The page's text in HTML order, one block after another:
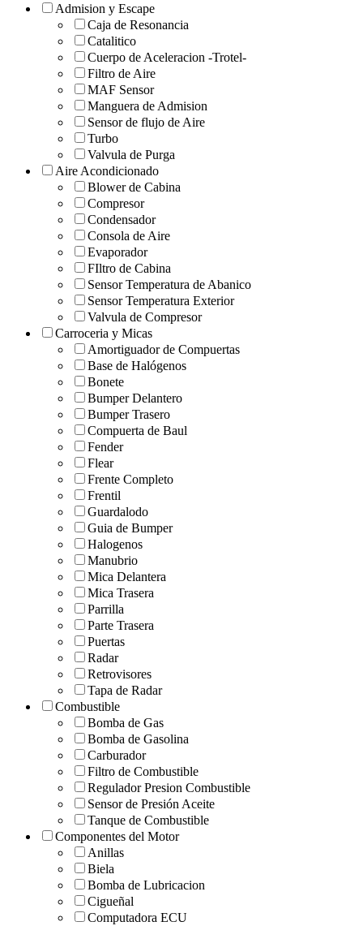
Admision y Escape
Caja de Resonancia
Catalitico
Cuerpo de Aceleracion -Trotel-
Filtro de Aire
MAF Sensor
Manguera de Admision
Sensor de flujo de Aire
Turbo
Valvula de Purga
Aire Acondicionado
Blower de Cabina
Compresor
Condensador
Consola de Aire
Evaporador
FIltro de Cabina
Sensor Temperatura de Abanico
Sensor Temperatura Exterior
Valvula de Compresor
Carroceria y Micas
Amortiguador de Compuertas
Base de Halógenos
Bonete
Bumper Delantero
Bumper Trasero
Compuerta de Baul
Fender
Flear
Frente Completo
Frentil
Guardalodo
Guia de Bumper
Halogenos
Manubrio
Mica Delantera
Mica Trasera
Parrilla
Parte Trasera
Puertas
Radar
Retrovisores
Tapa de Radar
Combustible
Bomba de Gas
Bomba de Gasolina
Carburador
Filtro de Combustible
Regulador Presion Combustible
Sensor de Presión Aceite
Tanque de Combustible
Componentes del Motor
Anillas
Biela
Bomba de Lubricacion
Cigueñal
Computadora ECU